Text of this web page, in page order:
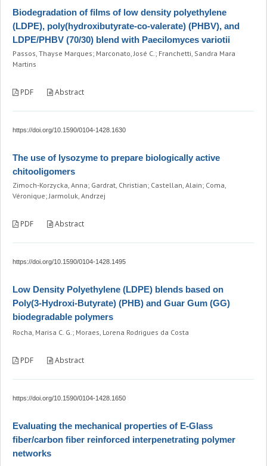
Biodegradation of films of low density polyethylene
(LDPE), poly(hydroxibutyrate-co-valerate) (PHBV), and
LDPE/PHBV (70/30) blend with Paecilomyces variotii
Passos, Thayse Marques; Marconato, José C.; Franchetti, Sandra Mara
Martins
PDF Abstract
https://doi.org/10.1590/0104-1428.1630
The use of lysozyme to prepare biologically active
chitooligomers
Zimoch-Korzycka, Anna; Gardrat, Christian; Castellan, Alain; Coma,
Véronique; Jarmoluk, Andrzej
PDF Abstract
https://doi.org/10.1590/0104-1428.1495
Low Density Polyethylene (LDPE) blends based on
Poly(3-Hydroxi-Butyrate) (PHB) and Guar Gum (GG)
biodegradable polymers
Rocha, Marisa C. G.; Moraes, Lorena Rodrigues da Costa
PDF Abstract
https://doi.org/10.1590/0104-1428.1650
Evaluating the mechanical properties of E-Glass
fiber/carbon fiber reinforced interpenetrating polymer
networks